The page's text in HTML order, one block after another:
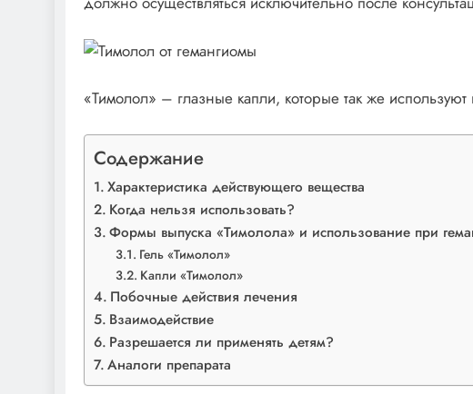
«Тимолол» – глазные капли, которые так же
Содержание
Характеристика действующего вещества
Когда нельзя использовать?
Формы выпуска «Тимолола» и использование при
Гель «Тимолол»
Капли «Тимолол»
Побочные действия лечения
Взаимодействие
Разрешается ли применять детям?
Аналоги препарата